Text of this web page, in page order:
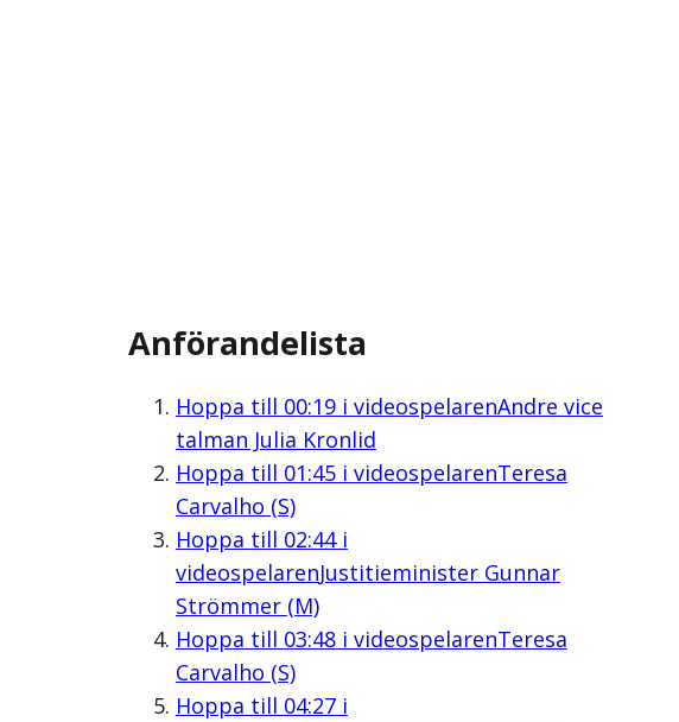
Anförandelista
Hoppa till 00:19i videospelarenAndre vice
talman Julia Kronlid
Hoppa till 01:45i videospelarenTeresa
Carvalho (S)
Hoppa till 02:44i
videospelarenJustitieminister Gunnar
Strömmer (M)
Hoppa till 03:48i videospelarenTeresa
Carvalho (S)
Hoppa till 04:27i